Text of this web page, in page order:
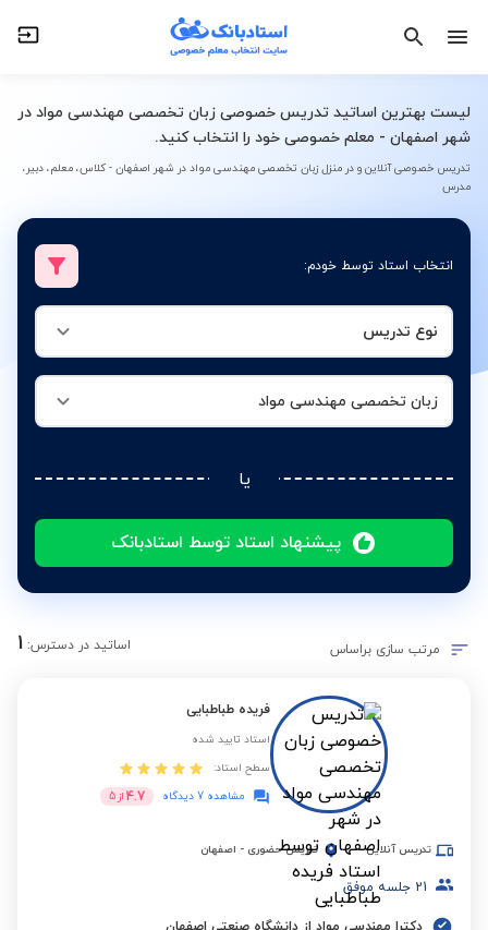
لیست بهترین اساتید تدریس خصوصی زبان تخصصی مهندسی مواد در
شهر اصفهان - معلم خصوصی خود را انتخاب کنید.
تدریس خصوصی آنلاین و در منزل زبان تخصصی مهندسی مواد در شهر اصفهان - کلاس، معلم، دبیر،
مدرس
انتخاب استاد توسط خودم:
نوع تدریس
زبان تخصصی مهندسی مواد
یا
پیشنهاد استاد توسط استادبانک
مرتب سازی براساس اساتید در دسترس: 1
فریده طباطبایی
استاد تایید شده
سطح استاد:
مشاهده 7 دیدگاه
4.7 از 5
تدریس آنلاین تدریس حضوری - اصفهان
21 جلسه موفق